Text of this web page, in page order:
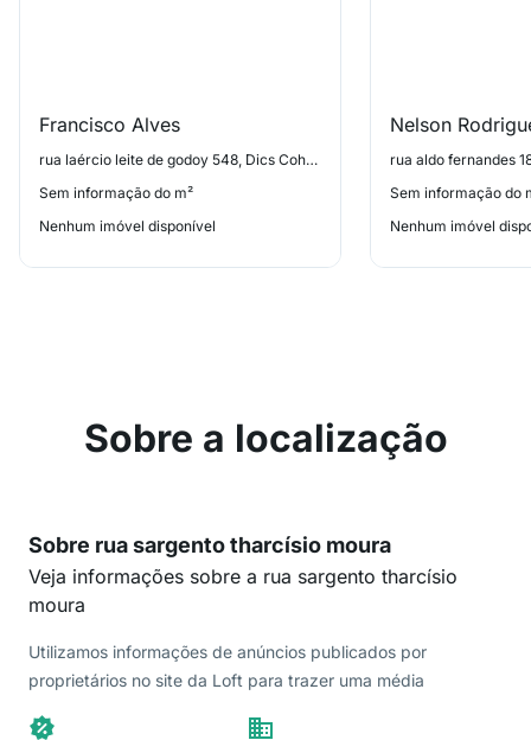
Francisco Alves
rua laércio leite de godoy 548, Dics Cohab
Sem informação do m²
Nenhum imóvel disponível
Nelson
rua aldo fernandes
Sem informação do
Nenhum imóvel
Sobre a localização
Sobre rua sargento tharcísio moura
Veja informações sobre a rua sargento tharcísio
moura
Utilizamos informações de anúncios publicados por
proprietários no site da Loft para trazer uma média